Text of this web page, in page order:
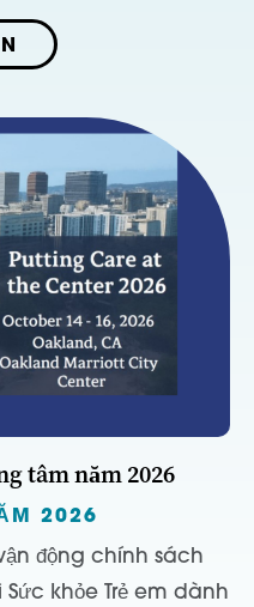
tâm năm 2026
2026
động chính sách
khỏe Trẻ em dành